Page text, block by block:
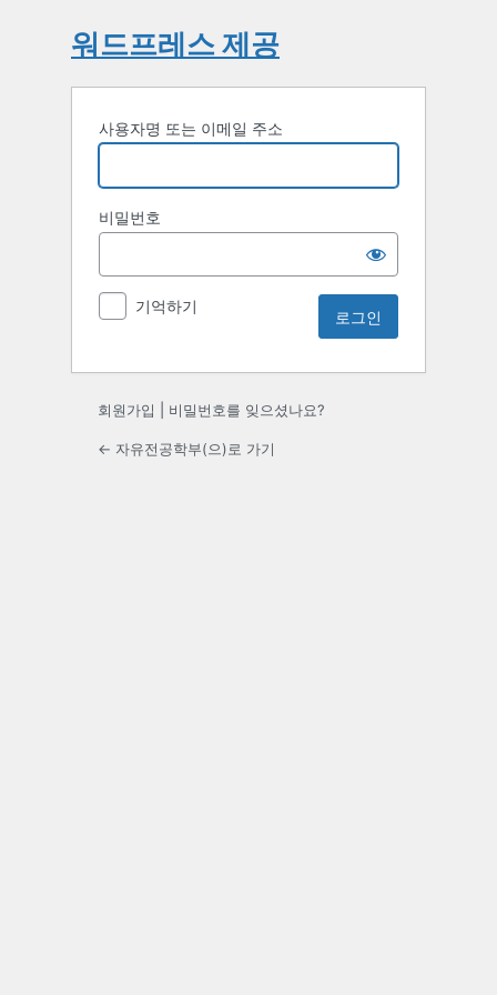
워드프레스 제공
사용자명 또는 이메일 주소
비밀번호
기억하기
회원가입 비밀번호를 잊으셨나요?
← 자유전공학부(으)로 가기